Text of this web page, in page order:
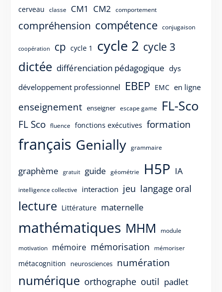
cerveau classe CM1 CM2 comportement
compréhension compétence conjugaison
coopération cp cycle 1 cycle 2 cycle 3
dictée différenciation pédagogique dys
développement professionnel EBEP EMC en ligne
enseignement enseigner escape game FL-Sco
FL Sco fluence fonctions exécutives formation
français Genially grammaire
graphème gratuit guide géométrie H5P IA
intelligence collective interaction jeu langage oral
lecture Littérature maternelle
mathématiques MHM module
motivation mémoire mémorisation mémoriser
métacognition neurosciences numération
numérique orthographe outil padlet